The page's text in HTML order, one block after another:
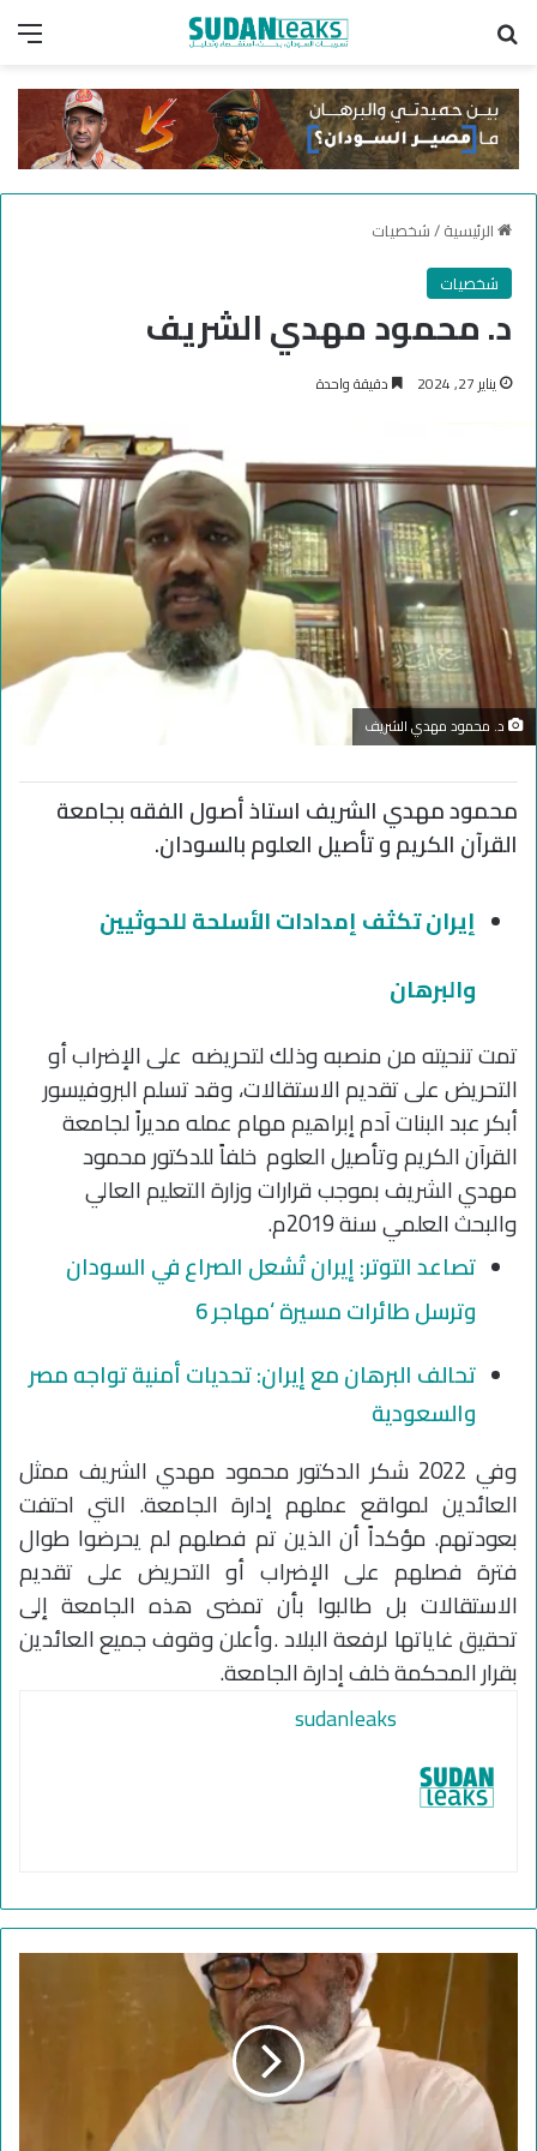
الرئيسية/شخصيات
شخصيات
د. محمود مهدي الشريف
يناير 27, 2024 دقيقة واحدة
د. محمود مهدي الشريف
محمود مهدي الشريف استاذ أصول الفقه بجامعة
القرآن الكريم و تأصيل العلوم بالسودان.
إيران تكثف إمدادات الأسلحة للحوثيين
والبرهان
تمت تنحيته من منصبه وذلك لتحريضه على الإضراب أو
التحريض على تقديم الاستقالات، وقد تسلم البروفيسور
أبكر عبد البنات آدم إبراهيم مهام عمله مديراً لجامعة
القرآن الكريم وتأصيل العلوم خلفاً للدكتور محمود
مهدي الشريف بموجب قرارات وزارة التعليم العالي
والبحث العلمي سنة 2019م.
تصاعد التوتر: إيران تُشعل الصراع في السودان
وترسل طائرات مسيرة ‘مهاجر 6
تحالف البرهان مع إيران: تحديات أمنية تواجه مصر
والسعودية
وفي 2022 شكر الدكتور محمود مهدي الشريف ممثل
العائدين لمواقع عملهم إدارة الجامعة. التي احتفت
بعودتهم. مؤكداً أن الذين تم فصلهم لم يحرضوا طوال
فترة فصلهم على الإضراب أو التحريض على تقديم
الاستقالات بل طالبوا بأن تمضى هذه الجامعة إلى
تحقيق غاياتها لرفعة البلاد .وأعلن وقوف جميع العائدين
بقرار المحكمة خلف إدارة الجامعة.
sudanleaks